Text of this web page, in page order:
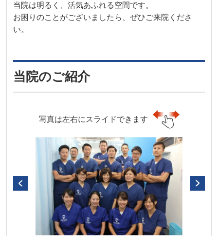
当院は明るく、活気あふれる空間です。
お困りのことがございましたら、ぜひご来院くださ
い。
当院のご紹介
写真は左右にスライドできます